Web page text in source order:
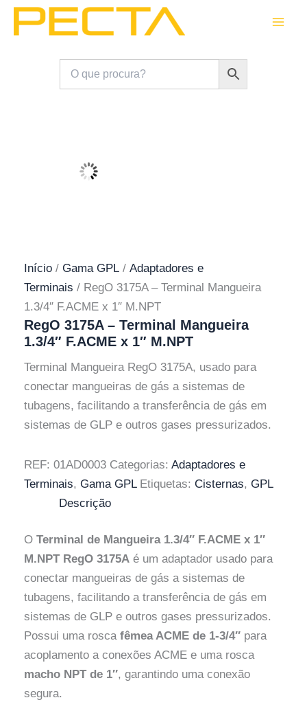
Skip
Início / Gama GPL / Adaptadores e
Terminais / RegO 3175A – Terminal Mangueira
1.3/4″ F.ACME x 1″ M.NPT
RegO 3175A – Terminal Mangueira
1.3/4″ F.ACME x 1″ M.NPT
Terminal Mangueira RegO 3175A, usado para
conectar mangueiras de gás a sistemas de
tubagens, facilitando a transferência de gás em
sistemas de GLP e outros gases pressurizados.
REF: 01AD0003 Categorias: Adaptadores e
Terminais, Gama GPL Etiquetas: Cisternas, GPL
Descrição
O Terminal de Mangueira 1.3/4″ F.ACME x 1″
M.NPT RegO 3175A é um adaptador usado para
conectar mangueiras de gás a sistemas de
tubagens, facilitando a transferência de gás em
sistemas de GLP e outros gases pressurizados.
Possui uma rosca fêmea ACME de 1-3/4″ para
acoplamento a conexões ACME e uma rosca
macho NPT de 1″, garantindo uma conexão
segura.